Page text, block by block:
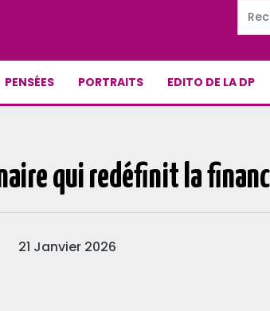
PENSÉES PORTRAITS EDITO DE LA DP
qui redéfinit la
21 Janvier 2026